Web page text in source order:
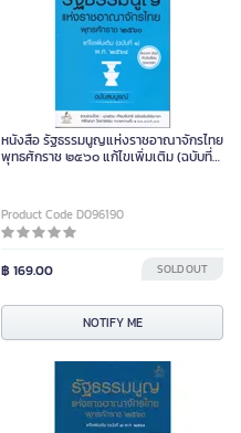
หนังสือ รัฐธรรมนูญแห่งราชอาณาจักรไทย
พุทธศักราช ๒๕๖๐ แก้ไขเพิ่มเติม (ฉบับที่
Product Code D096190
฿ 169.00 SOLD OUT
NOTIFY ME